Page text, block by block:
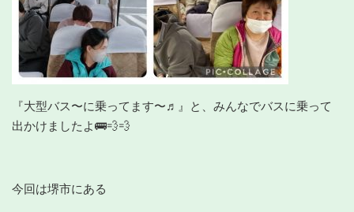
『大型バス〜に乗ってます〜♬』と、みんなでバスに乗って
出かけましたよ🚌💨💨
今回は堺市にある